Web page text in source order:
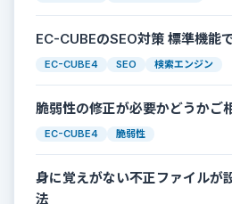
EC-CUBEのSEO対策 標準機能
EC-CUBE4 SEO 検索エンジン
脆弱性の修正が必要かどうかご
EC-CUBE4 脆弱性
身に覚えがない不正ファイルが
法